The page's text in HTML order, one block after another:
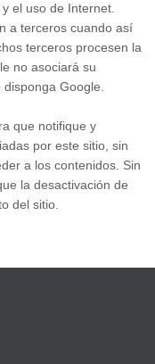
el uso de Internet.
a terceros cuando así
terceros procesen la
no asociará su
Google.
que notifique y
por este sitio, sin
a los contenidos. Sin
la desactivación de
del sitio.